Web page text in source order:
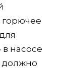
горючее
насосе
должно